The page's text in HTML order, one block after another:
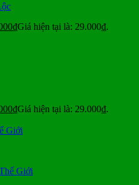
₫Giá hiện tại là: 29.000₫.
₫Giá hiện tại là: 29.000₫.
Giới